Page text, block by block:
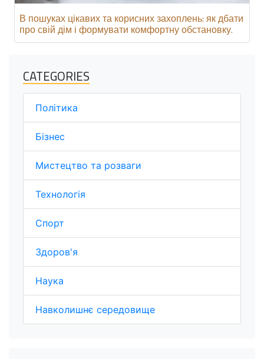
В пошуках цікавих та корисних захоплень: як дбати
про свій дім і формувати комфортну обстановку.
CATEGORIES
Політика
Бізнес
Мистецтво та розваги
Технологія
Спорт
Здоров'я
Наука
Навколишнє середовище